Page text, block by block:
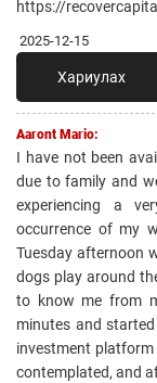
https://
2025-12-15
Хариулах
Aaront Mario:
I have not been
due to family and
experiencing a
occurrence of my
Tuesday afternoon
dogs play around
to know me from
minutes and
investment
contemplated, and